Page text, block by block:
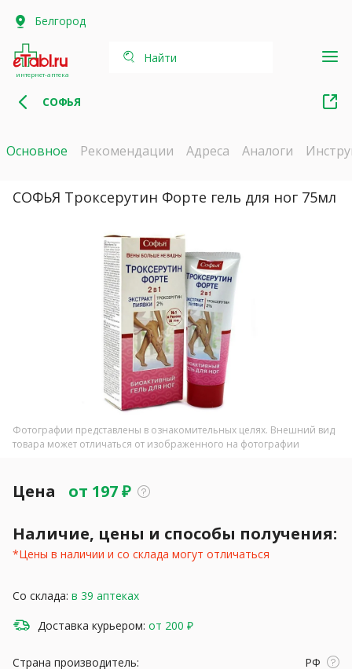
Белгород
интернет-аптека
Найти
СОФЬЯ
Основное Рекомендации Адреса Аналоги
СОФЬЯ Троксерутин Форте гель для ног 75мл
Фотографии представлены в ознакомительных целях. Внешний вид
товара может отличаться от изображенного на фотографии
Цена от 197₽
Наличие, цены и способы получения:
*Цены в наличии и со склада могут отличаться
Со склада: в 39 аптеках
Доставка курьером: от 200 ₽
Страна производитель:
РФ